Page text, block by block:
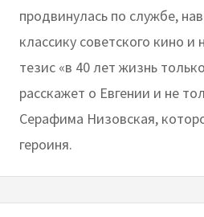
продвинулась по службе,
классику советского кино и
тезис «в 40 лет жизнь
расскажет о Евгении и не
Серафима Низовская,
героиня.